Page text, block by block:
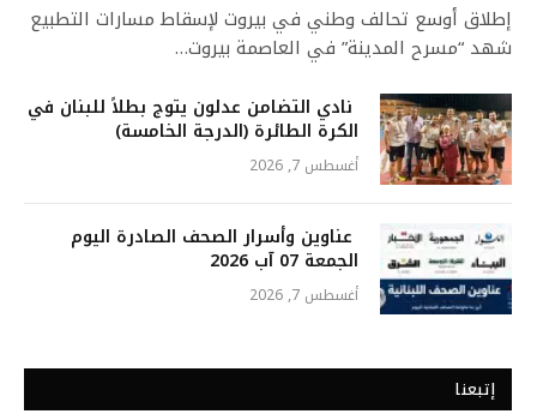
إطلاق أوسع تحالف وطني في بيروت لإسقاط مسارات التطبيع
شهد “مسرح المدينة” في العاصمة بيروت…
نادي التضامن عدلون يتوج بطلاً للبنان في
الكرة الطائرة (الدرجة الخامسة)
أغسطس 7, 2026
عناوين وأسرار الصحف الصادرة اليوم
الجمعة 07 آب 2026
أغسطس 7, 2026
إتبعنا